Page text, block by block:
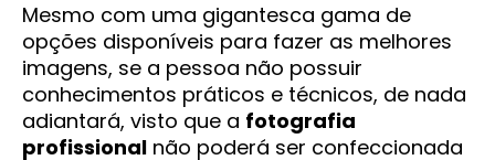
Mesmo com uma gigantesca gama de
opções disponíveis para fazer as melhores
imagens, se a pessoa não possuir
conhecimentos práticos e técnicos, de nada
adiantará, visto que a fotografia
profissional não poderá ser confeccionada